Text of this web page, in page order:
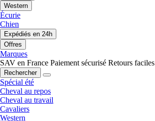
Western
Écurie
Chien
Expédiés en 24h
Offres
Marques
SAV en France Paiement sécurisé Retours faciles
Rechercher
Spécial été
Cheval au repos
Cheval au travail
Cavaliers
Western